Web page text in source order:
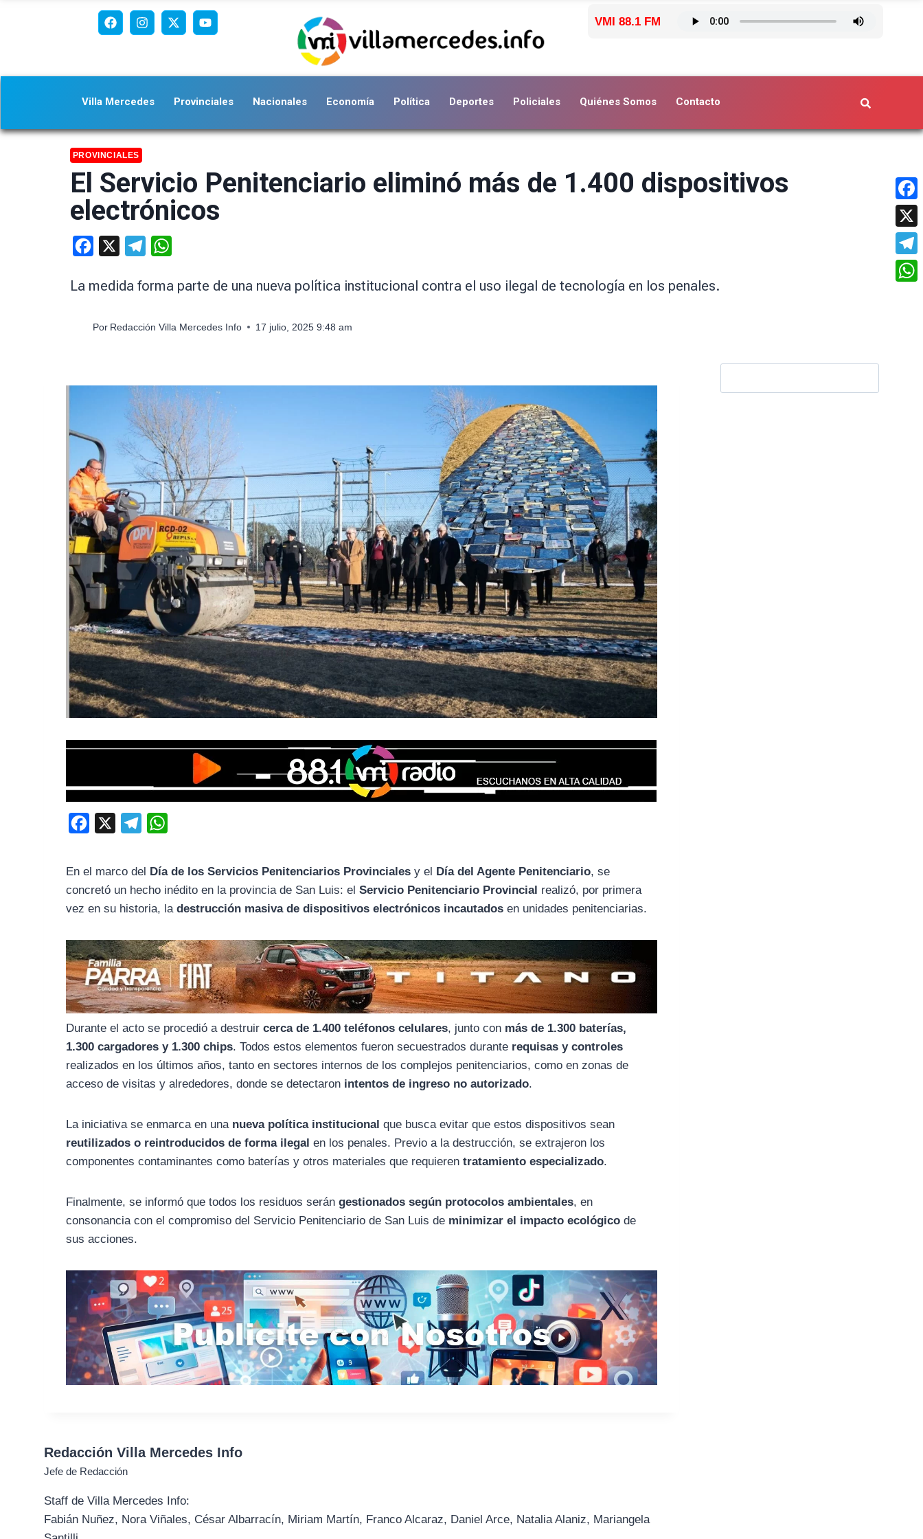
VMI 88.1 FM
Villa Mercedes Provinciales Nacionales Economía Política Deportes Policiales Quiénes Somos Contacto
PROVINCIALES
El Servicio Penitenciario eliminó más de 1.400 dispositivos
electrónicos
Facebook Telegram
La medida forma parte de una nueva política institucional contra el uso ilegal de tecnología en los penales.
Por Redacción Villa Mercedes Info 17 julio, 2025 9:48 am
b
o
k
g
a
m
s
p
p
En el marco del Día de los Servicios Penitenciarios Provinciales y el Día del Agente Penitenciario, se
concretó un hecho inédito en la provincia de San Luis: elServicio Penitenciario Provincial realizó, por primera
vez en su historia, ladestrucción masiva de dispositivos electrónicos incautados en unidades penitenciarias.
Durante el acto se procedió a destruircerca de 1.400 teléfonos celulares, junto con más de 1.300 baterías,
1.300 cargadores y 1.300 chips. Todos estos elementos fueron secuestrados durante requisas y controles
realizados en los últimos años, tanto en sectores internos de los complejos penitenciarios, como en zonas de
acceso de visitas y alrededores, donde se detectaron intentos de ingreso no autorizado.
La iniciativa se enmarca en una nueva política institucional que busca evitar que estos dispositivos sean
reutilizados o reintroducidos de forma ilegal en los penales. Previo a la destrucción, se extrajeron los
componentes contaminantes como baterías y otros materiales que requierentratamiento especializado.
Finalmente, se informó que todos los residuos serángestionados según protocolos ambientales, en
consonancia con el compromiso del Servicio Penitenciario de San Luis de minimizar el impacto ecológico de
sus acciones.
Redacción Villa Mercedes Info
Jefe de Redacción
Staff de Villa Mercedes Info:
Fabián Nuñez, Nora Viñales, César Albarracín, Miriam Martín, Franco Alcaraz, Daniel Arce, Natalia Alaniz, Mariangela
X